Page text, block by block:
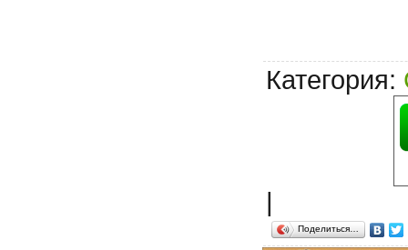
Категория:
|
Поделиться…